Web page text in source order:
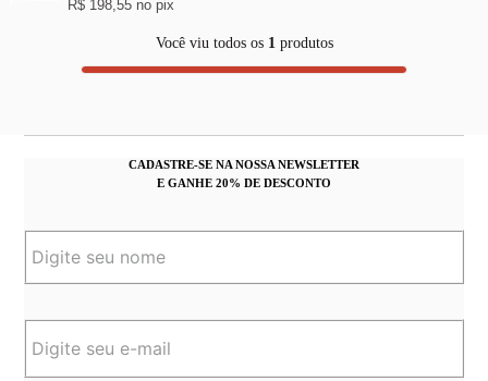
R$ 198,55no pix
Você viu todos os 1produtos
CADASTRE-SE NA NOSSA NEWSLETTER
E GANHE 20% DE DESCONTO